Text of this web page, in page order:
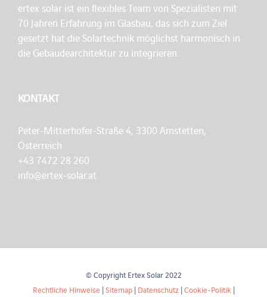
ertex solar ist ein flexibles Team von Spezialisten mit
70 Jahren Erfahrung im Glasbau, das sich zum Ziel
gesetzt hat die Solartechnik möglichst harmonisch in
die Gebäudearchitektur zu integrieren.
KONTAKT
Peter-Mitterhofer-Straße 4, 3300 Amstetten,
Österreich
+43 7472 28 260
info@ertex-solar.at
© Copyright Ertex Solar 2022
Rechtliche Hinweise |Sitemap| Datenschutz|Cookie-Politik|